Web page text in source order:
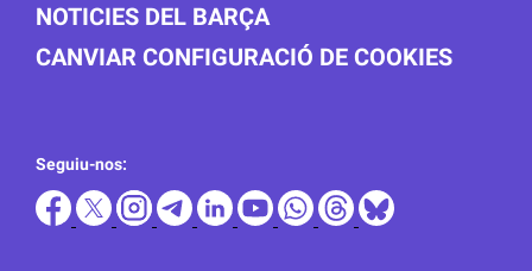
NOTICIES DEL BARÇA
CANVIAR CONFIGURACIÓ DE COOKIES
Seguiu-nos: